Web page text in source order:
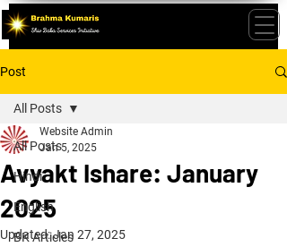
Post
All Posts
Hindi
English
BK Articles
All Posts
Avyakt Ishare: January
2025
Website Admin
Jan 5, 2025
Updated:Jan 27, 2025